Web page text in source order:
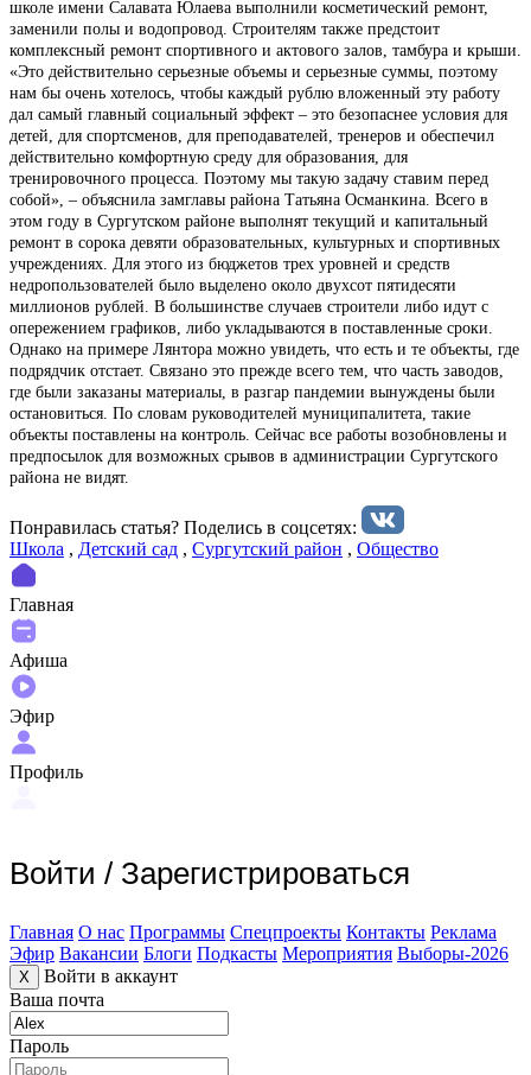
школе имени Салавата Юлаева выполнили косметический ремонт,
заменили полы и водопровод. Строителям также предстоит
комплексный ремонт спортивного и актового залов, тамбура и крыши.
«Это действительно серьезные объемы и серьезные суммы, поэтому
нам бы очень хотелось, чтобы каждый рублю вложенный эту работу
дал самый главный социальный эффект – это безопаснее условия для
детей, для спортсменов, для преподавателей, тренеров и обеспечил
действительно комфортную среду для образования, для
тренировочного процесса. Поэтому мы такую задачу ставим перед
собой», – объяснила замглавы района Татьяна Османкина. Всего в
этом году в Сургутском районе выполнят текущий и капитальный
ремонт в сорока девяти образовательных, культурных и спортивных
учреждениях. Для этого из бюджетов трех уровней и средств
недропользователей было выделено около двухсот пятидесяти
миллионов рублей. В большинстве случаев строители либо идут с
опережением графиков, либо укладываются в поставленные сроки.
Однако на примере Лянтора можно увидеть, что есть и те объекты, где
подрядчик отстает. Связано это прежде всего тем, что часть заводов,
где были заказаны материалы, в разгар пандемии вынуждены были
остановиться. По словам руководителей муниципалитета, такие
объекты поставлены на контроль. Сейчас все работы возобновлены и
предпосылок для возможных срывов в администрации Сургутского
района не видят.
Понравилась статья? Поделиcь в соцсетях:
Школа , Детский сад , Сургутский район , Общество
Главная
Афиша
Эфир
Профиль
Войти / Зарегистрироваться
Главная О нас Программы Спецпроекты Контакты Реклама
Эфир Вакансии Блоги Подкасты Мероприятия Выборы-2026
X
Войти в аккаунт
Ваша почта
Пароль